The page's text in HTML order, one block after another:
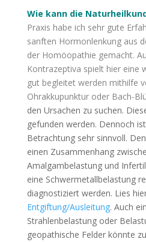
Wie kann die
Praxis habe ich sehr gute
sanften Hormonlenkung aus
der Homöopathie gemacht.
Kontrazeptiva spielt hier eine
gut begleitet werden mithilfe
Ohrakkupunktur oder Bach-
den Ursachen zu suchen.
gefunden werden. Dennoch
Betrachtung sehr sinnvoll.
einen Zusammenhang
Amalgambelastung und
eine Schwermetallbelastung
diagnostiziert werden. Lies
Entgiftung/Ausleitung. Auch
Strahlenbelastung oder
geopathische Felder könnte